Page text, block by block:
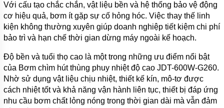
Với cấu tạo chắc chắn, vật liệu bền và hệ thống bảo vệ động
cơ hiệu quả, bơm ít gặp sự cố hỏng hóc. Việc thay thế linh
kiện không thường xuyên giúp doanh nghiệp tiết kiệm chi phí
bảo trì và hạn chế thời gian dừng máy ngoài kế hoạch.
Độ bền và tuổi thọ cao là một trong những ưu điểm nổi bật
của Bơm chìm hút thùng phuy nhiệt độ cao JDT-600W-G260.
Nhờ sử dụng vật liệu chịu nhiệt, thiết kế kín, mô-tơ được
cách nhiệt tốt và khả năng vận hành liên tục, thiết bị đáp ứng
nhu cầu bơm chất lỏng nóng trong thời gian dài mà vẫn đảm